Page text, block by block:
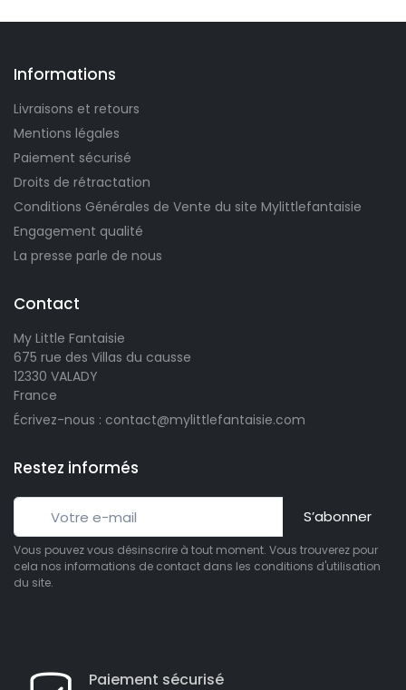
Informations
Livraisons et retours
Mentions légales
Paiement sécurisé
Droits de rétractation
Conditions Générales de Vente du site Mylittlefantaisie
Engagement qualité
La presse parle de nous
Contact
My Little Fantaisie
675 rue des Villas du causse
12330 VALADY
France
Écrivez-nous : contact@mylittlefantaisie.com
Restez informés
S’abonner
Vous pouvez vous désinscrire à tout moment. Vous trouverez pour
cela nos informations de contact dans les conditions d'utilisation
du site.
Paiement sécurisé